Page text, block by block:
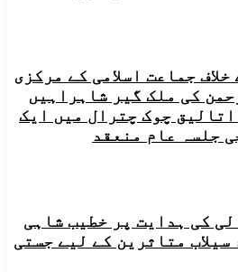
جماعت اسلامی کے مرکزی
کی ملک گیر شاہراہیں
چوک چترال میں ایک
جلسہ عام منعقد
کی ہدایت پر خطیب شاہی
متاثرین کے لیے جستی